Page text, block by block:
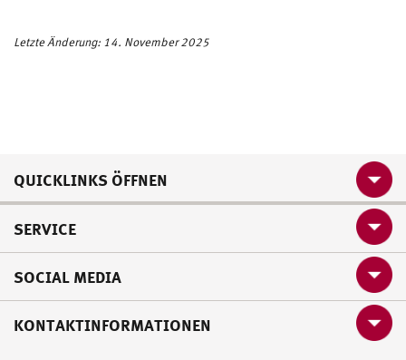
Letzte Änderung: 14. November 2025
QUICKLINKS ÖFFNEN
SERVICE
SOCIAL MEDIA
KONTAKTINFORMATIONEN